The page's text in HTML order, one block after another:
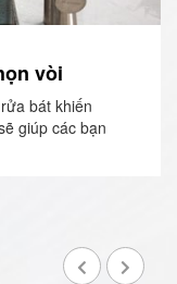
vòi
bát khiến
giúp các bạn